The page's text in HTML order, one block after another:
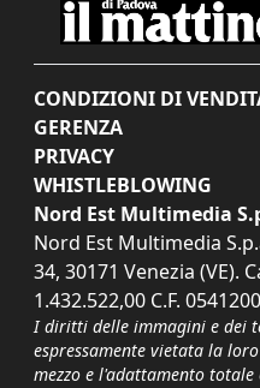
CONDIZIONI DI
GERENZA
PRIVACY
WHISTLEBLOWING
Nord Est Multimedia
Nord Est Multimedia
34, 30171 Venezia (VE).
1.432.522,00 C.F.
I diritti delle immagini e dei
espressamente vietata la
mezzo e l'adattamento totale